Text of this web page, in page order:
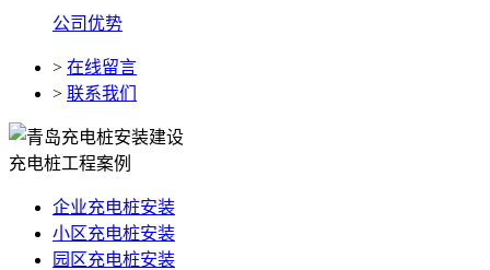
公司优势
> 在线留言
> 联系我们
充电桩工程案例
企业充电桩安装
小区充电桩安装
园区充电桩安装